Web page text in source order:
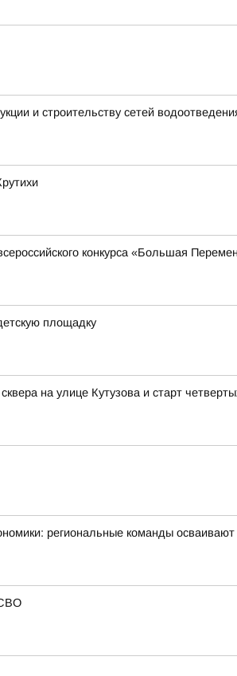
и строительству сетей
конкурса «Большая
площадку
на улице Кутузова и старт
региональные команды